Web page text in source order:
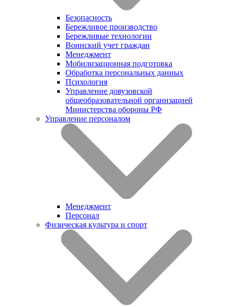
Безопасность
Бережливое производство
Бережливые технологии
Воинский учет граждан
Менеджмент
Мобилизационная подготовка
Обработка персональных данных
Психология
Управление довузовской
общеобразовательной организацией
Министерства обороны РФ
Управление персоналом
Менеджмент
Персонал
Физическая культура и спорт